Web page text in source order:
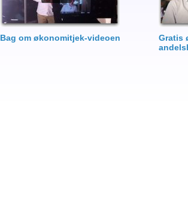
Bag om økonomitjek-videoen
Gratis